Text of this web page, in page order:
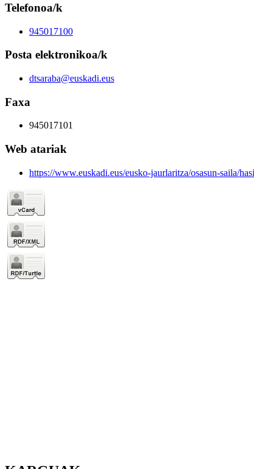
Telefonoa/k
945017100
Posta elektronikoa/k
dtsaraba@euskadi.eus
Faxa
945017101
Web atariak
https://www.euskadi.eus/eusko-jaurlaritza/osasun-saila/